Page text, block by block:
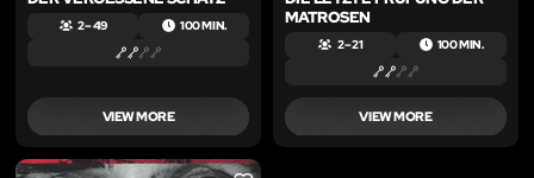
2 – 49 100 MIN.
VIEW MORE
MATROSEN
2 – 21 100 MIN.
VIEW MORE